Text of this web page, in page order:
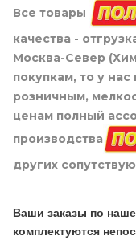
Все товары
качества -
Москва-Север
покупкам, то у
розничным,
ценам полный
производства
других
Ваши заказы по
комплектуются